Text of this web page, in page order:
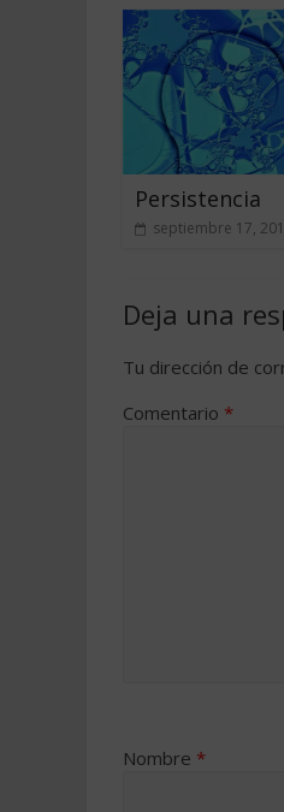
Persistencia
septiembre 17,
Deja una
Tu dirección de
Comentario *
Nombre *